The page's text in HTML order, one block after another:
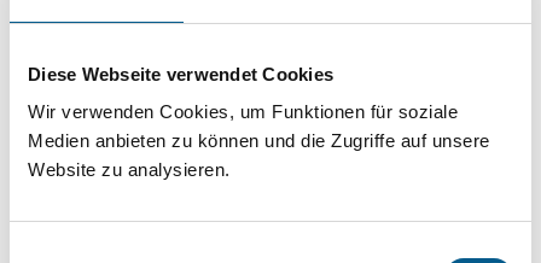
Diese Webseite verwendet Cookies
Wir verwenden Cookies, um Funktionen für soziale
Medien anbieten zu können und die Zugriffe auf unsere
Website zu analysieren.
Projekt oder ein Vorhaben? Hier können Sie
direkt über unsere Fördermitteldatenbank und
Stiftungsdatenbank recherchieren. Bei der